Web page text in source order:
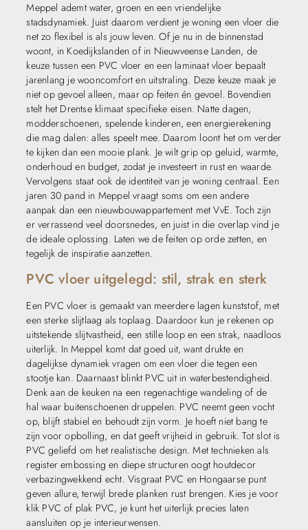
Meppel ademt water, groen en een vriendelijke
stadsdynamiek. Juist daarom verdient je woning een vloer die
net zo flexibel is als jouw leven. Of je nu in de binnenstad
woont, in Koedijkslanden of in Nieuwveense Landen, de
keuze tussen een PVC vloer en een laminaat vloer bepaalt
jarenlang je wooncomfort en uitstraling. Deze keuze maak je
niet op gevoel alleen, maar op feiten én gevoel. Bovendien
stelt het Drentse klimaat specifieke eisen. Natte dagen,
modderschoenen, spelende kinderen, een energierekening
die mag dalen: alles speelt mee. Daarom loont het om verder
te kijken dan een mooie plank. Je wilt grip op geluid, warmte,
onderhoud en budget, zodat je investeert in rust en waarde.
Vervolgens staat ook de identiteit van je woning centraal. Een
jaren 30 pand in Meppel vraagt soms om een andere
aanpak dan een nieuwbouwappartement met VvE. Toch zijn
er verrassend veel doorsnedes, en juist in die overlap vind je
de ideale oplossing. Laten we de feiten op orde zetten, en
tegelijk de inspiratie aanzetten.
PVC vloer uitgelegd: stil, strak en sterk
Een PVC vloer is gemaakt van meerdere lagen kunststof, met
een sterke slijtlaag als toplaag. Daardoor kun je rekenen op
uitstekende slijtvastheid, een stille loop en een strak, naadloos
uiterlijk. In Meppel komt dat goed uit, want drukte en
dagelijkse dynamiek vragen om een vloer die tegen een
stootje kan. Daarnaast blinkt PVC uit in waterbestendigheid.
Denk aan de keuken na een regenachtige wandeling of de
hal waar buitenschoenen druppelen. PVC neemt geen vocht
op, blijft stabiel en behoudt zijn vorm. Je hoeft niet bang te
zijn voor opbolling, en dat geeft vrijheid in gebruik. Tot slot is
PVC geliefd om het realistische design. Met technieken als
register embossing en diepe structuren oogt houtdecor
verbazingwekkend echt. Visgraat PVC en Hongaarse punt
geven allure, terwijl brede planken rust brengen. Kies je voor
klik PVC of plak PVC, je kunt het uiterlijk precies laten
aansluiten op je interieurwensen.